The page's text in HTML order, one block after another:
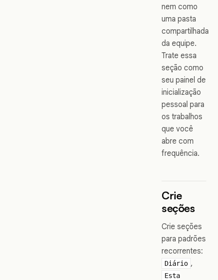
nem como
uma pasta
compartilhada
da equipe.
Trate essa
seção como
seu painel de
inicialização
pessoal para
os trabalhos
que você
abre com
frequência.
Crie
seções
Crie seções
para padrões
recorrentes:
Diário ,
Esta